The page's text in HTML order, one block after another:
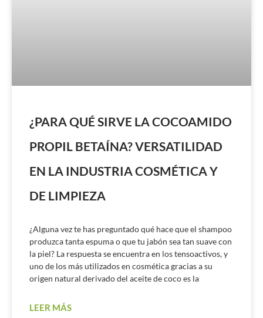
¿PARA QUÉ SIRVE LA COCOAMIDO
PROPIL BETAÍNA? VERSATILIDAD
EN LA INDUSTRIA COSMÉTICA Y
DE LIMPIEZA
¿Alguna vez te has preguntado qué hace que el shampoo
produzca tanta espuma o que tu jabón sea tan suave con
la piel? La respuesta se encuentra en los tensoactivos, y
uno de los más utilizados en cosmética gracias a su
origen natural derivado del aceite de coco es la
LEER MÁS